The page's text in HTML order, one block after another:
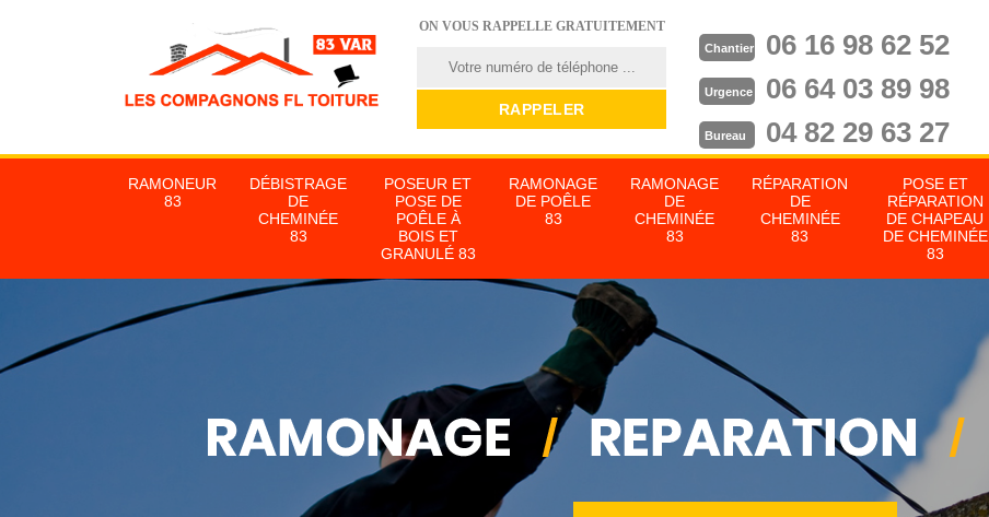
ON VOUS RAPPELLE GRATUITEMENT
Chantier 06 16 98 62 52
Urgence 06 64 03 89 98
Bureau 04 82 29 63 27
RAMONEUR
83
DÉBISTRAGE
DE
CHEMINÉE
83
POSEUR ET
POSE DE
POÊLE À
BOIS ET
GRANULÉ 83
RAMONAGE
DE POÊLE
83
RAMONAGE
DE
CHEMINÉE
83
RÉPARATION
DE
CHEMINÉE
83
POSE ET
RÉPARATION
DE CHAPEAU
DE CHEMINÉE
83